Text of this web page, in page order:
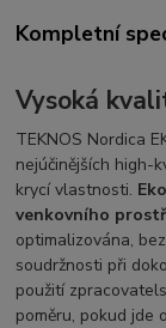
Kompletní
Vysoká
TEKNOS Nordica
nejúčinějších high-
krycí vlastnosti.
venkovního
optimalizována,
soudržnosti při
použití
poměru, pokud jde